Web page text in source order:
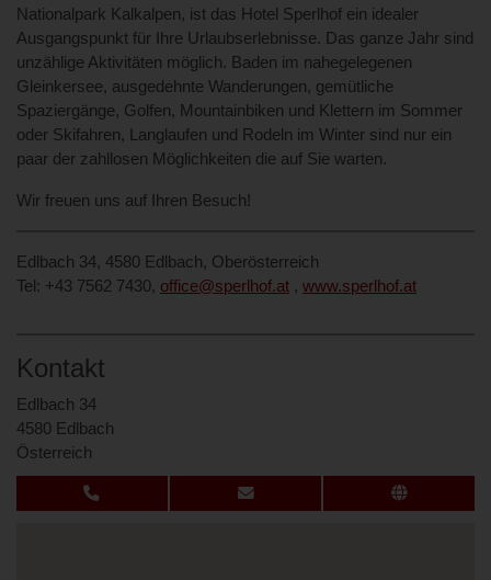
Nationalpark Kalkalpen, ist das Hotel Sperlhof ein idealer
Ausgangspunkt für Ihre Urlaubserlebnisse. Das ganze Jahr sind
unzählige Aktivitäten möglich. Baden im nahegelegenen
Gleinkersee, ausgedehnte Wanderungen, gemütliche
Spaziergänge, Golfen, Mountainbiken und Klettern im Sommer
oder Skifahren, Langlaufen und Rodeln im Winter sind nur ein
paar der zahllosen Möglichkeiten die auf Sie warten.
Wir freuen uns auf Ihren Besuch!
Edlbach 34, 4580 Edlbach, Oberösterreich
Tel: +43 7562 7430, office@sperlhof.at , www.sperlhof.at
Kontakt
Edlbach 34
4580 Edlbach
Österreich